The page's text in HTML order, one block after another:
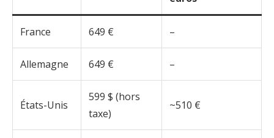
France 649 € –
Allemagne 649 € –
États-Unis
599 $ (hors
taxe)
~510 €